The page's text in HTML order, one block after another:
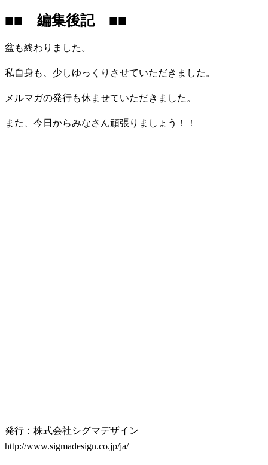
■■ 編集後記 ■■
盆も終わりました。
私自身も、少しゆっくりさせていただきました。
メルマガの発行も休ませていただきました。
また、今日からみなさん頑張りましょう！！
発行：株式会社シグマデザイン
http://www.sigmadesign.co.jp/ja/